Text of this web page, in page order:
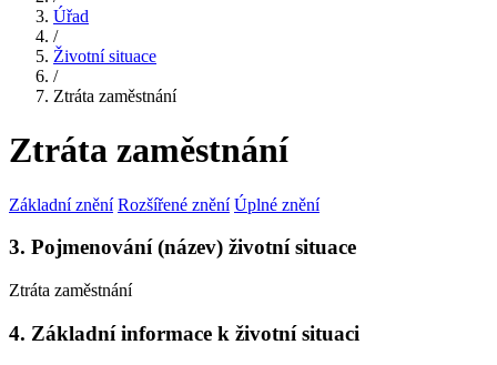
Úřad
/
Životní situace
/
Ztráta zaměstnání
Ztráta zaměstnání
Základní znění Rozšířené znění Úplné znění
3. Pojmenování (název) životní situace
Ztráta zaměstnání
4. Základní informace k životní situaci